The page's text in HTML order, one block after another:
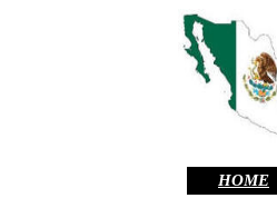
HOME